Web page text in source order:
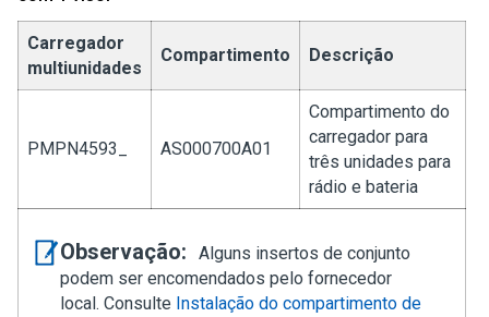
Carregador
multiunidades
Compartimento Descrição
PMPN4593_ AS000700A01
Compartimento do
carregador para
três unidades para
rádio e bateria
Observação:
Alguns insertos de conjunto
podem ser encomendados pelo fornecedor
local. Consulte Instalação do compartimento de